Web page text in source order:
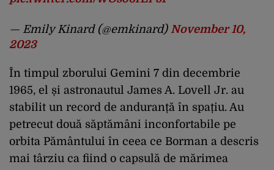
— Emily Kinard (@emkinard) November 10,
2023
În timpul zborului Gemini 7 din decembrie
1965, el și astronautul James A. Lovell Jr. au
stabilit un record de anduranță în spațiu. Au
petrecut două săptămâni inconfortabile pe
orbita Pământului în ceea ce Borman a descris
mai târziu ca fiind o capsulă de mărimea